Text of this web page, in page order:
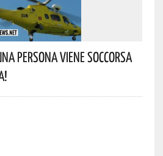
Persona Viene Soccorsa